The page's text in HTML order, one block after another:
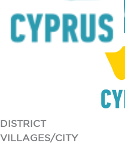
DISTRICT
VILLAGES/CITY